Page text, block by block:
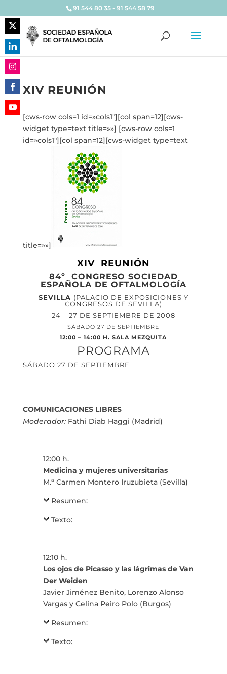
91 544 80 35 - 91 544 58 79
XIV REUNIÓN
[cws-row cols=1 id=»cols1″][col span=12][cws-
widget type=text title=»»] [cws-row cols=1
id=»cols1″][col span=12][cws-widget type=text
title=»»]
XIV REUNIÓN
84º CONGRESO SOCIEDAD
ESPAÑOLA DE OFTALMOLOGÍA
SEVILLA (PALACIO DE EXPOSICIONES Y
CONGRESOS DE SEVILLA)
24 – 27 DE SEPTIEMBRE DE 2008
SÁBADO 27 DE SEPTIEMBRE
12:00 – 14:00 H. SALA MEZQUITA
PROGRAMA
SÁBADO 27 DE SEPTIEMBRE
COMUNICACIONES LIBRES
Moderador:Fathi Diab Haggi (Madrid)
12:00 h.
Medicina y mujeres universitarias
M.ª Carmen Montero Iruzubieta (Sevilla)
Resumen:
Texto:
12:10 h.
Los ojos de Picasso y las lágrimas de Van
Der Weiden
Javier Jiménez Benito, Lorenzo Alonso
Vargas y Celina Peiro Polo (Burgos)
Resumen:
Texto:
Share
on
Twitter
Share
on
LinkedIn
Share
on
Instagram
Share
on
Facebook
Share
YouTube